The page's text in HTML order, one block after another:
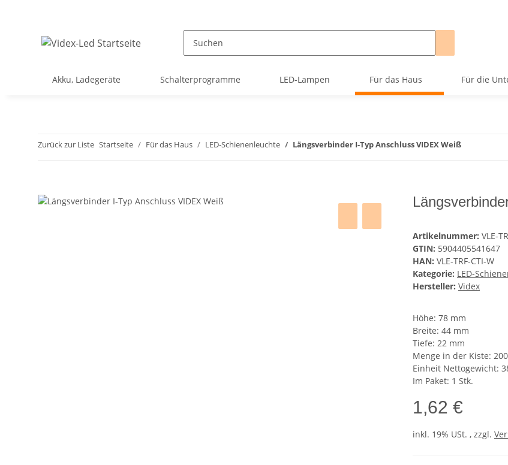
Akku, Ladegeräte Schalterprogramme LED-Lampen Für das Haus Für die
Zurück zur Liste Startseite Für das Haus LED-Schienenleuchte Längsverbinder I-Typ Anschluss VIDEX Weiß
Artikelnummer: VLE-
GTIN: 5904405541647
HAN: VLE-TRF-CTI-W
Kategorie: LED-
Hersteller: Videx
Höhe: 78 mm
Breite: 44 mm
Tiefe: 22 mm
Menge in der Kiste:
Einheit Nettogewicht:
Im Paket: 1 Stk.
1,62 €
inkl. 19% USt. , zzgl.